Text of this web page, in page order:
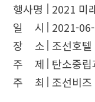
행사명
2021 미
일 시
2021-
장 소 조선호
주 제 탄소중
주 최
조선비즈